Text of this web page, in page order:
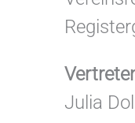
Julia Doll